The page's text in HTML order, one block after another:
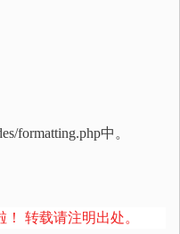
formatting.php中。
！ 转载请注明出处。